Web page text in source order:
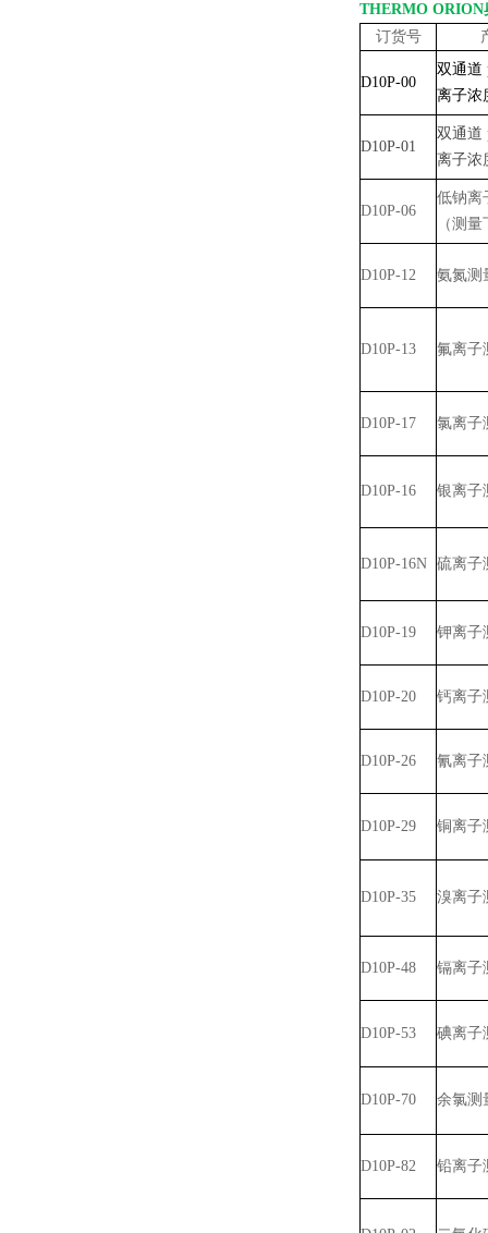
THERMO ORION
订货号
D10P-00
双通道
离子浓
D10P-01
双通道
离子浓
D10P-06
低钠离
（测
D10P-12 氨氮测
D10P-13 氟离子
D10P-17 氯离子
D10P-16 银离子
D10P-16N 硫离子
D10P-19 钾离子
D10P-20 钙离子
D10P-26 氰离子
D10P-29 铜离子
D10P-35 溴离子
D10P-48 镉离子
D10P-53 碘离子
D10P-70 余氯测
D10P-82 铅离子